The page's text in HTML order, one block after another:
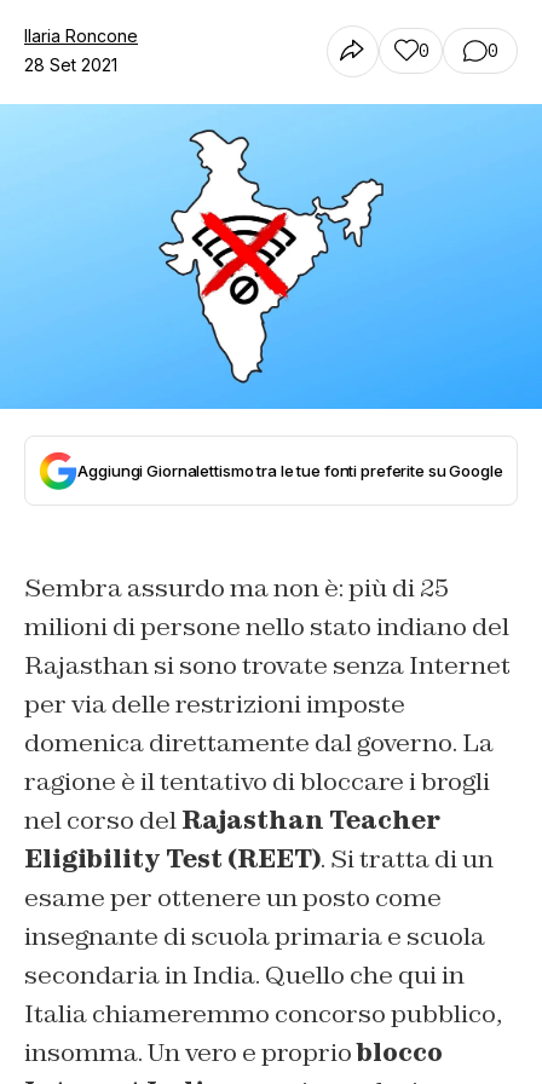
Ilaria Roncone
28 Set 2021
0 0
Aggiungi Giornalettismo tra le tue fonti preferite su Google
Sembra assurdo ma non è: più di 25
milioni di persone nello stato indiano del
Rajasthan si sono trovate senza Internet
per via delle restrizioni imposte
domenica direttamente dal governo. La
ragione è il tentativo di bloccare i brogli
nel corso delRajasthan Teacher
Eligibility Test (REET). Si tratta di un
esame per ottenere un posto come
insegnante di scuola primaria e scuola
secondaria in India. Quello che qui in
Italia chiameremmo concorso pubblico,
insomma. Un vero e proprioblocco